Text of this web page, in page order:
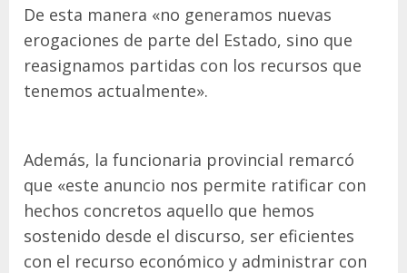
De esta manera «no generamos nuevas
erogaciones de parte del Estado, sino que
reasignamos partidas con los recursos que
tenemos actualmente».
Además, la funcionaria provincial remarcó
que «este anuncio nos permite ratificar con
hechos concretos aquello que hemos
sostenido desde el discurso, ser eficientes
con el recurso económico y administrar con